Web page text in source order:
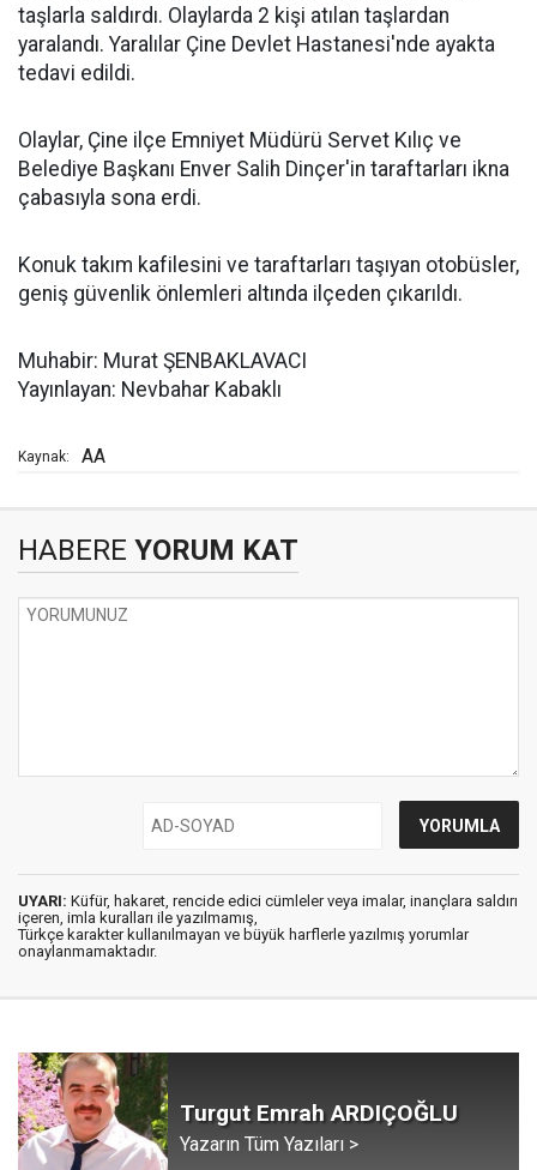
taşlarla saldırdı. Olaylarda 2 kişi atılan taşlardan
yaralandı. Yaralılar Çine Devlet Hastanesi'nde ayakta
tedavi edildi.
Olaylar, Çine ilçe Emniyet Müdürü Servet Kılıç ve
Belediye Başkanı Enver Salih Dinçer'in taraftarları ikna
çabasıyla sona erdi.
Konuk takım kafilesini ve taraftarları taşıyan otobüsler,
geniş güvenlik önlemleri altında ilçeden çıkarıldı.
Muhabir: Murat ŞENBAKLAVACI
Yayınlayan: Nevbahar Kabaklı
Kaynak: AA
HABERE YORUM KAT
UYARI: Küfür, hakaret, rencide edici cümleler veya imalar, inançlara saldırı
içeren, imla kuralları ile yazılmamış,
Türkçe karakter kullanılmayan ve büyük harflerle yazılmış yorumlar
onaylanmamaktadır.
Turgut Emrah ARDIÇOĞLU
Yazarın Tüm Yazıları >